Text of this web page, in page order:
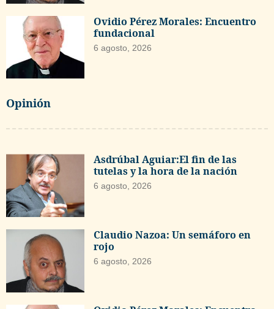
Ovidio Pérez Morales: Encuentro
fundacional
6 agosto, 2026
Opinión
Asdrúbal Aguiar:El fin de las
tutelas y la hora de la nación
6 agosto, 2026
Claudio Nazoa: Un semáforo en
rojo
6 agosto, 2026